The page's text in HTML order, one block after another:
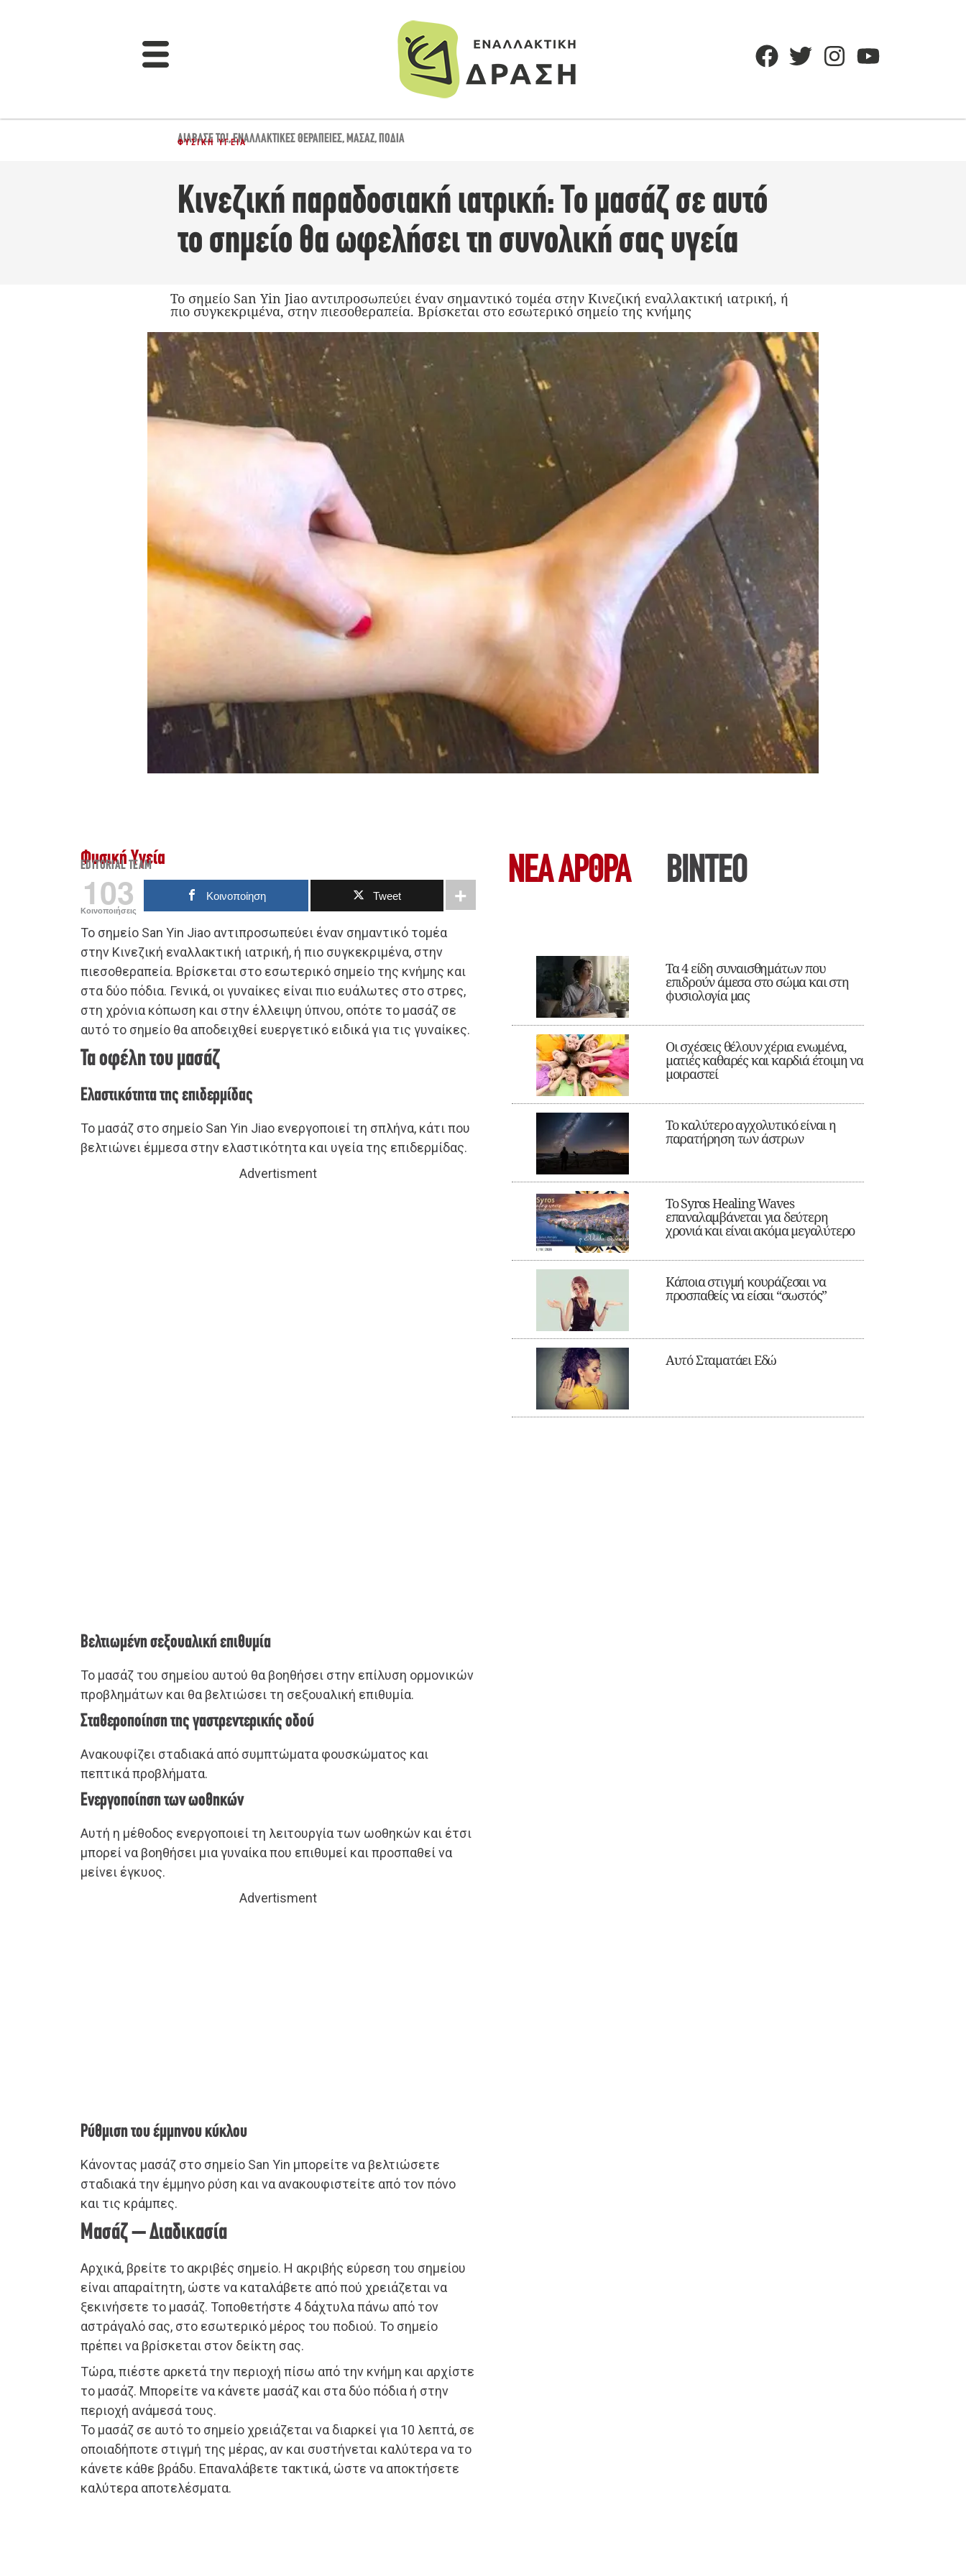
ΔΙΆΒΑΣΈ ΤΟ!,ΕΝΑΛΛΑΚΤΙΚΈΣ ΘΕΡΑΠΕΊΕΣ,ΜΑΣΆΖ,ΠΌΔΙΑ
ΦΥΣΙΚΉ ΥΓΕΊΑ
Κινεζική παραδοσιακή ιατρική: Το μασάζ σε αυτό
το σημείο θα ωφελήσει τη συνολική σας υγεία
Το σημείο San Yin Jiao αντιπροσωπεύει έναν σημαντικό τομέα στην Κινεζική εναλλακτική ιατρική, ή
πιο συγκεκριμένα, στην πιεσοθεραπεία. Βρίσκεται στο εσωτερικό σημείο της κνήμης
Φυσική Υγεία
EDITORIAL TEAM
103
Κοινοποιήσεις
Κοινοποίηση Tweet
Το σημείο San Yin Jiao αντιπροσωπεύει έναν σημαντικό τομέα
στην Κινεζική εναλλακτική ιατρική, ή πιο συγκεκριμένα, στην
πιεσοθεραπεία. Βρίσκεται στο εσωτερικό σημείο της κνήμης και
στα δύο πόδια. Γενικά, οι γυναίκες είναι πιο ευάλωτες στο στρες,
στη χρόνια κόπωση και στην έλλειψη ύπνου, οπότε το μασάζ σε
αυτό το σημείο θα αποδειχθεί ευεργετικό ειδικά για τις γυναίκες.
Τα οφέλη του μασάζ
Ελαστικότητα της επιδερμίδας
Το μασάζ στο σημείο San Yin Jiao ενεργοποιεί τη σπλήνα, κάτι που
βελτιώνει έμμεσα στην ελαστικότητα και υγεία της επιδερμίδας.
Advertisment
Βελτιωμένη σεξουαλική επιθυμία
Το μασάζ του σημείου αυτού θα βοηθήσει στην επίλυση ορμονικών
προβλημάτων και θα βελτιώσει τη σεξουαλική επιθυμία.
Σταθεροποίηση της γαστρεντερικής οδού
Ανακουφίζει σταδιακά από συμπτώματα φουσκώματος και
πεπτικά προβλήματα.
Ενεργοποίηση των ωοθηκών
Αυτή η μέθοδος ενεργοποιεί τη λειτουργία των ωοθηκών και έτσι
μπορεί να βοηθήσει μια γυναίκα που επιθυμεί και προσπαθεί να
μείνει έγκυος.
Advertisment
Ρύθμιση του έμμηνου κύκλου
Κάνοντας μασάζ στο σημείο San Yin μπορείτε να βελτιώσετε
σταδιακά την έμμηνο ρύση και να ανακουφιστείτε από τον πόνο
και τις κράμπες.
Μασάζ – Διαδικασία
Αρχικά, βρείτε το ακριβές σημείο. Η ακριβής εύρεση του σημείου
είναι απαραίτητη, ώστε να καταλάβετε από πού χρειάζεται να
ξεκινήσετε το μασάζ. Τοποθετήστε 4 δάχτυλα πάνω από τον
αστράγαλό σας, στο εσωτερικό μέρος του ποδιού. Το σημείο
πρέπει να βρίσκεται στον δείκτη σας.
Τώρα, πιέστε αρκετά την περιοχή πίσω από την κνήμη και αρχίστε
το μασάζ. Μπορείτε να κάνετε μασάζ και στα δύο πόδια ή στην
περιοχή ανάμεσά τους.
Το μασάζ σε αυτό το σημείο χρειάζεται να διαρκεί για 10 λεπτά, σε
οποιαδήποτε στιγμή της μέρας, αν και συστήνεται καλύτερα να το
κάνετε κάθε βράδυ. Επαναλάβετε τακτικά, ώστε να αποκτήσετε
καλύτερα αποτελέσματα.
ΝΕΑ ΆΡΘΡΑ ΒΙΝΤΕΟ
Τα 4 είδη συναισθημάτων που
επιδρούν άμεσα στο σώμα και στη
φυσιολογία μας
Οι σχέσεις θέλουν χέρια ενωμένα,
ματιές καθαρές και καρδιά έτοιμη να
μοιραστεί
Το καλύτερο αγχολυτικό είναι η
παρατήρηση των άστρων
Το Syros Healing Waves
επαναλαμβάνεται για δεύτερη
χρονιά και είναι ακόμα μεγαλύτερο
Κάποια στιγμή κουράζεσαι να
προσπαθείς να είσαι “σωστός”
Αυτό Σταματάει Εδώ